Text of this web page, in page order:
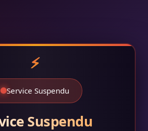
Service Suspendu
Suspendu